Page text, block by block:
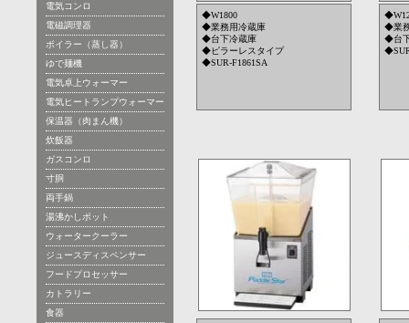
電気コンロ
電磁調理器
ボイラー（蒸し器）
ゆで麺機
電気卓上ウォーマー
電気ヒートランプウォーマー
保温器（肉まん機）
炊飯器
ガスコンロ
寸胴
両手鍋
湯沸かしポット
ウォータークーラー
ジュースディスペンサー
フードプロセッサー
カトラリー
食器
◆W1800
◆業務用冷蔵庫
◆台下冷蔵庫
◆ピラーレスタイプ
◆SUR-F1861SA
◆業
◆台